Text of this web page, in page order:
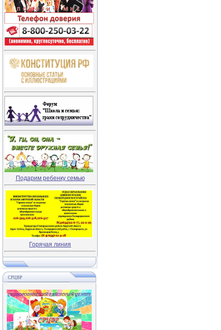
Подарим ребенку семью
Горячая линия
СРЦВР